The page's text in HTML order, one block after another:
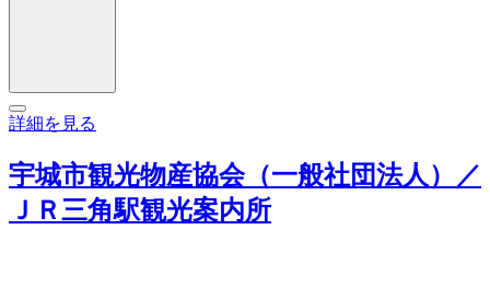
詳細を見る
宇城市観光物産協会（一般社団法人）／
ＪＲ三角駅観光案内所